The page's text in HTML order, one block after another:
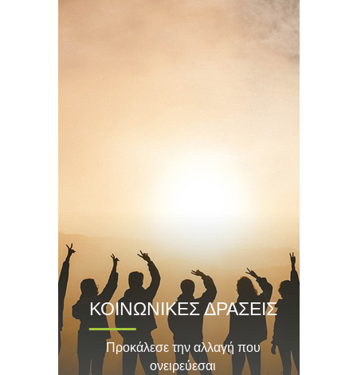
ΚΟΙΝΩΝΙΚΕΣ ΔΡΑΣΕΙΣ
Προκάλεσε την αλλαγή που
ονειρεύεσαι